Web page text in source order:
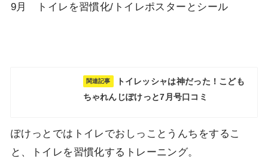
9月 トイレを習慣化/トイレポスターとシール
関連記事
トイレッシャは神だった！こども
ちゃれんじぽけっと7月号口コミ
ぽけっとではトイレでおしっことうんちをするこ
と、トイレを習慣化するトレーニング。